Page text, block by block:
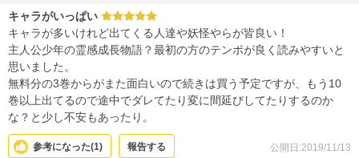
キャラがいっぱい
キャラが多いけれど出てくる人達や妖怪やらが皆良い！
主人公少年の霊感成長物語？最初の方のテンポが良く読みやすいと
思いました。
無料分の3巻からがまた面白いので続きは買う予定ですが、もう10
巻以上出てるので途中でダレてたり変に間延びしてたりするのか
な？と少し不安もあったり。
公開日:2019/11/13
参考になった(1) 報告する